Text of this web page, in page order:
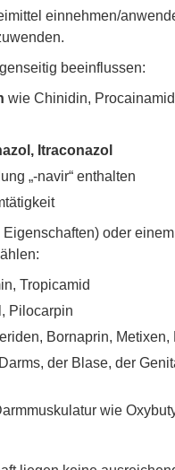
einnehmen/
beeinflussen:
wie Chinidin,
Itraconazol
„-navir“ enthalten
oder
Tropicamid
Pilocarpin
Bornaprin, Metixen,
der Blase, der
wie